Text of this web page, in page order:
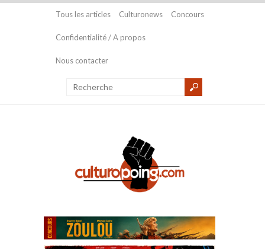
Tous les articles Culturonews Concours
Confidentialité / A propos
Nous contacter